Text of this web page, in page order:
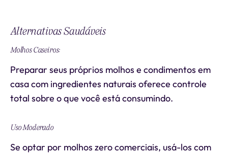
Alternativas Saudáveis
Molhos Caseiros:
Preparar seus próprios molhos e condimentos em
casa com ingredientes naturais oferece controle
total sobre o que você está consumindo.
Uso Moderado
Se optar por molhos zero comerciais, usá-los com